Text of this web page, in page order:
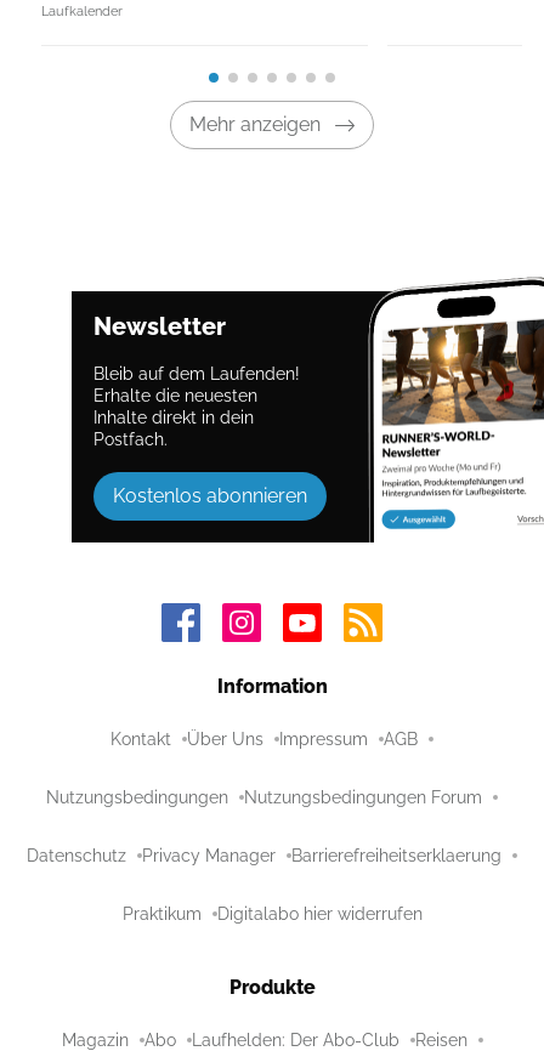
Laufkalender
Mehr anzeigen
Newsletter
Bleib auf dem Laufenden!
Erhalte die neuesten
Inhalte direkt in dein
Postfach.
Kostenlos abonnieren
Information
Kontakt Über Uns Impressum AGB
Nutzungsbedingungen Nutzungsbedingungen Forum
Datenschutz Privacy Manager Barrierefreiheitserklaerung
Praktikum Digitalabo hier widerrufen
Produkte
Magazin Abo Laufhelden: Der Abo-Club Reisen